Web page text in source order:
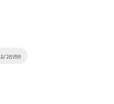
มวยสด